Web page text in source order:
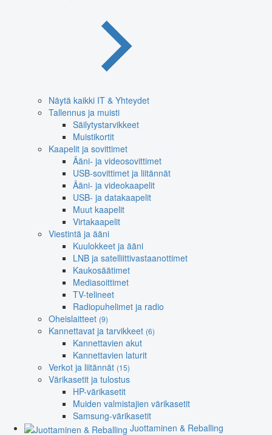
Näytä kaikki IT & Yhteydet
Tallennus ja muisti
Säilytystarvikkeet
Muistikortit
Kaapelit ja sovittimet
Ääni- ja videosovittimet
USB-sovittimet ja liitännät
Ääni- ja videokaapelit
USB- ja datakaapelit
Muut kaapelit
Virtakaapelit
Viestintä ja ääni
Kuulokkeet ja ääni
LNB ja satelliittivastaanottimet
Kaukosäätimet
Mediasoittimet
TV-telineet
Radiopuhelimet ja radio
Oheislaitteet (9)
Kannettavat ja tarvikkeet (6)
Kannettavien akut
Kannettavien laturit
Verkot ja liitännät (15)
Värikasetit ja tulostus
HP-värikasetit
Muiden valmistajien värikasetit
Samsung-värikasetit
Juottaminen & Reballing